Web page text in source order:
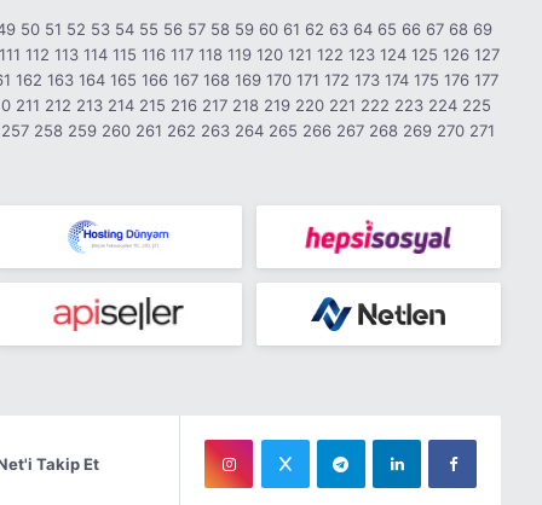
50 51 52 53 54 55 56 57 58 59 60 61 62 63 64 65 66 67 68 69
111 112 113 114 115 116 117 118 119 120 121 122 123 124 125 126 127
162 163 164 165 166 167 168 169 170 171 172 173 174 175 176 177
211 212 213 214 215 216 217 218 219 220 221 222 223 224 225
257 258 259 260 261 262 263 264 265 266 267 268 269 270 271
Takip Et